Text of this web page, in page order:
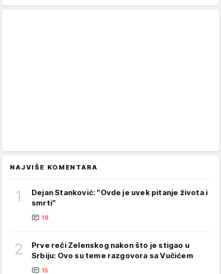
NAJVIŠE KOMENTARA
1
Dejan Stanković: "Ovde je uvek pitanje života i
smrti"
19
2
Prve reči Zelenskog nakon što je stigao u
Srbiju: Ovo su teme razgovora sa Vučićem
15